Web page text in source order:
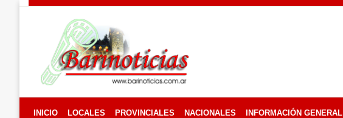
INICIO LOCALES PROVINCIALES NACIONALES INFORMACIÓN GENERAL